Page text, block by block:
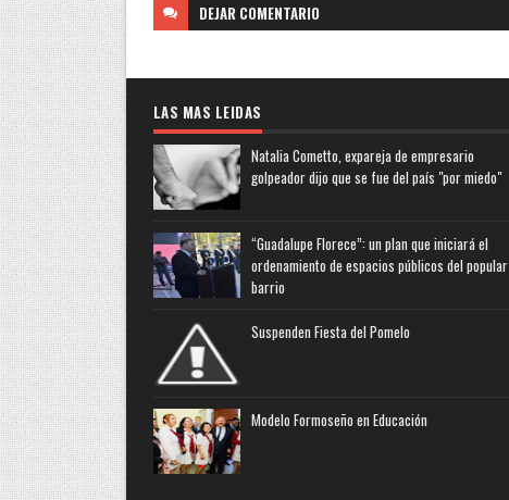
DEJAR COMENTARIO
LAS MAS LEIDAS
Natalia Cometto, expareja de empresario
golpeador dijo que se fue del país "por miedo"
“Guadalupe Florece”: un plan que iniciará el
ordenamiento de espacios públicos del popular
barrio
Suspenden Fiesta del Pomelo
Modelo Formoseño en Educación